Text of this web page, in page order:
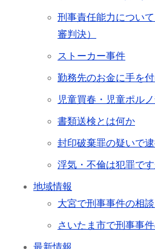
刑事責任能力につい
審判決）
ストーカー事件
勤務先のお金に手を
児童買春・児童ポル
書類送検とは何か
封印破棄罪の疑いで
浮気・不倫は犯罪です
地域情報
大宮で刑事事件の相
さいたま市で刑事事